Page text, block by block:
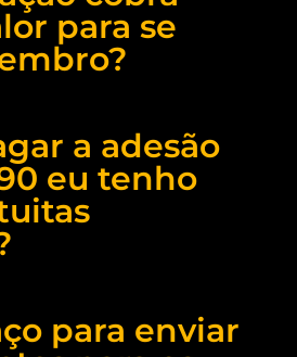
para se
a adesão
eu tenho
para enviar